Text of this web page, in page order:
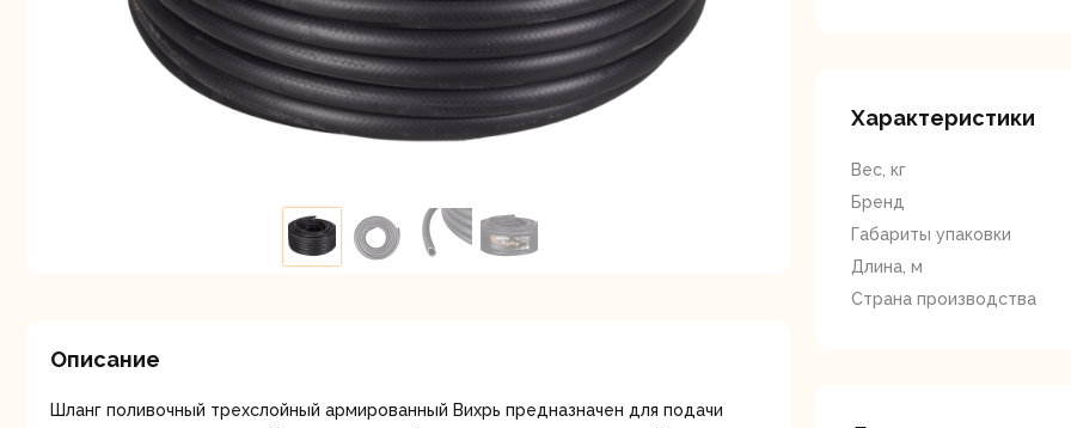
Отбойные
молотки
Отрезные пилы
Описание
Шланг поливочный трехслойный армированный Вихрь предназначен для подачи
Характеристики
Вес, кг
Бренд
Габариты упаковки
Длина, м
Страна производства